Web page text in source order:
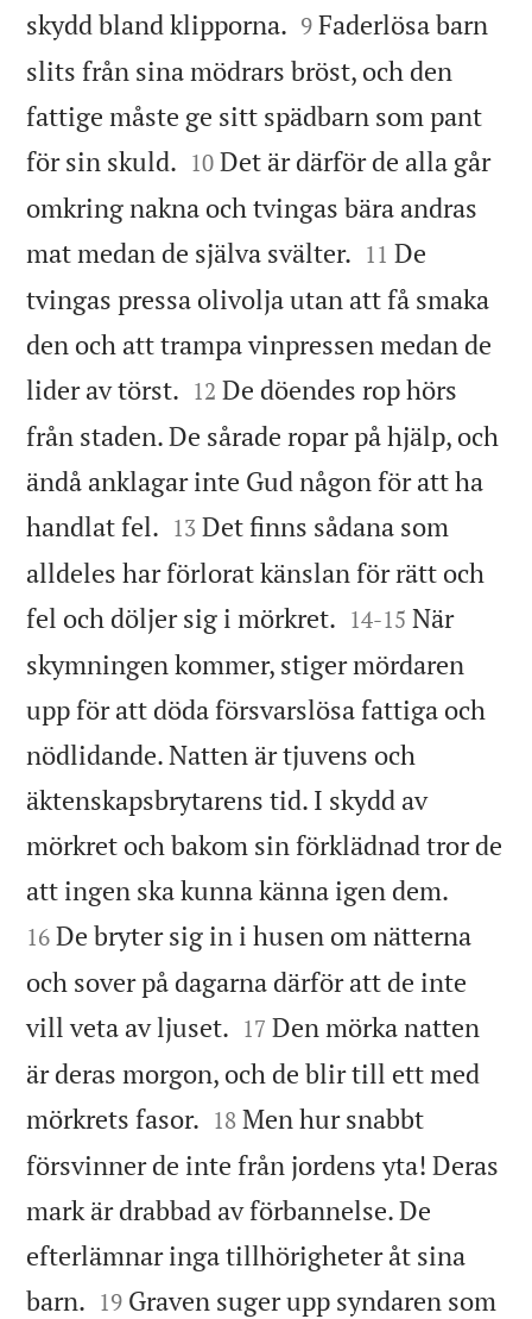
skydd bland klipporna. 

9 Faderlösa barn
slits från sina mödrars bröst, och den
fattige måste ge sitt spädbarn som pant
för sin skuld. 

10 Det är därför de alla går
omkring nakna och tvingas bära andras
mat medan de själva svälter. 

11 De
tvingas pressa olivolja utan att få smaka
den och att trampa vinpressen medan de
lider av törst. 

12 De döendes rop hörs
från staden. De sårade ropar på hjälp, och
ändå anklagar inte Gud någon för att ha
handlat fel. 

13 Det finns sådana som
alldeles har förlorat känslan för rätt och
fel och döljer sig i mörkret. 

14-15 När
skymningen kommer, stiger mördaren
upp för att döda försvarslösa fattiga och
nödlidande. Natten är tjuvens och
äktenskapsbrytarens tid. I skydd av
mörkret och bakom sin förklädnad tror de
att ingen ska kunna känna igen dem.
16 De bryter sig in i husen om nätterna
och sover på dagarna därför att de inte
vill veta av ljuset. 

17 Den mörka natten
är deras morgon, och de blir till ett med
mörkrets fasor. 

18 Men hur snabbt
försvinner de inte från jordens yta! Deras
mark är drabbad av förbannelse. De
efterlämnar inga tillhörigheter åt sina
barn. 

19 Graven suger upp syndaren som